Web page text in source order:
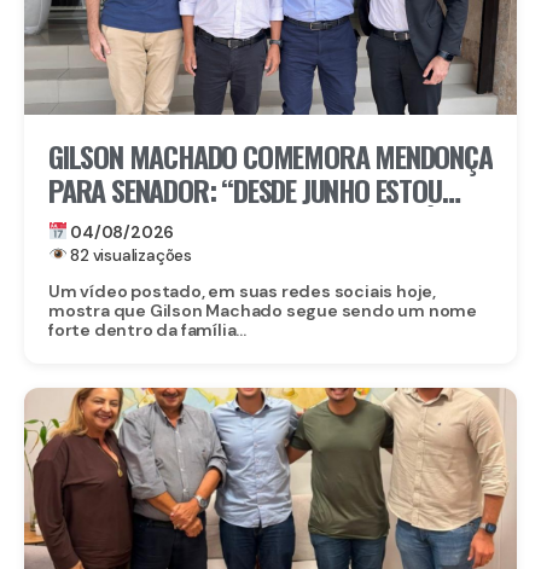
GILSON MACHADO COMEMORA MENDONÇA
PARA SENADOR: “DESDE JUNHO ESTOU
NESSA ARTICULAÇÃO ENTRE ELE E FLÁVIO
04/08/2026
82 visualizações
Um vídeo postado, em suas redes sociais hoje,
mostra que Gilson Machado segue sendo um nome
forte dentro da família...